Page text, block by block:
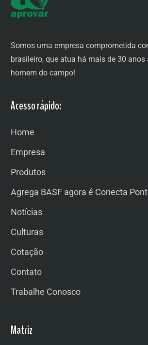
Somos uma empresa comprometida
brasileiro, que atua há mais de 30 anos
homem do campo!
Acesso rápido:
Home
Empresa
Produtos
Agrega BASF agora é Conecta
Notícias
Culturas
Cotação
Contato
Trabalhe Conosco
Matriz